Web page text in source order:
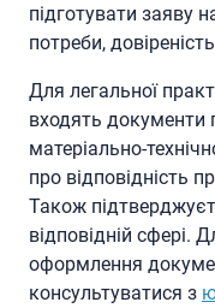
підготувати заяву
потреби,
Для легальної
входять документи
матеріально-
про відповідність
Також
відповідній сфері.
оформлення
консультуватися з